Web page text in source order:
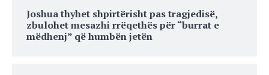
Joshua thyhet shpirtërisht pas tragjedisë,
zbulohet mesazhi rrëqethës për “burrat e
mëdhenj” që humbën jetën